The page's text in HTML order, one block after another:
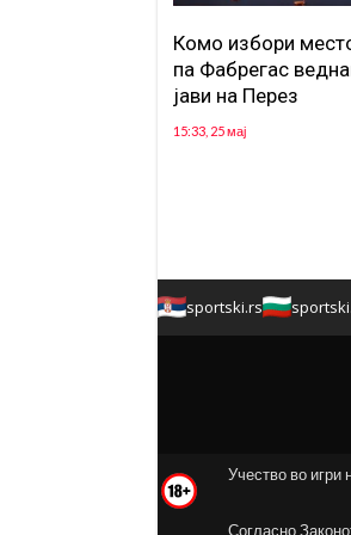
Комо избори
па Фабрегас
јави на Перез
15:33, 25 мај
sportski.rs
Учество во игри
Согласно